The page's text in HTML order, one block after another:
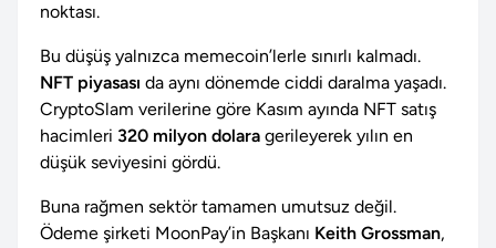
noktası.
Bu düşüş yalnızca memecoin’lerle sınırlı kalmadı.
NFT piyasası da aynı dönemde ciddi daralma yaşadı.
CryptoSlam verilerine göre Kasım ayında NFT satış
hacimleri 320 milyon dolara gerileyerek yılın en
düşük seviyesini gördü.
Buna rağmen sektör tamamen umutsuz değil.
Ödeme şirketi MoonPay’in Başkanı Keith Grossman,